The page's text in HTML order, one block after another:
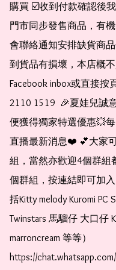
購買 ☑️收到付款確認後
門市同步發售商品，有
會聯絡通知安排缺貨商
到貨品有損壞，本店概
Facebook inbox或直接
2110 1519  🎉夏娃兒誠
便獲得獨家特選優惠💥
直播最新消息❤️ 💕大家
組，當然亦歡迎4個群組
個群組，按連結即可加入
括Kitty melody Kuromi
Twinstars 馬騮仔 大口仔
marroncream 等等）
https://